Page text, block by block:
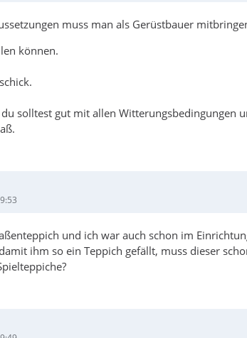
muss man als Gerüstbauer
können.
du solltest gut mit allen Witterungsbedingungen
und ich war auch schon im
ihm so ein Teppich gefällt, muss dieser